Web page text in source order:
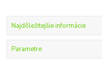
Najdôležitejšie informácie
Parametre